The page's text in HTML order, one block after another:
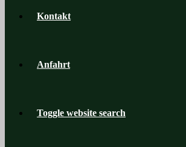
Kontakt
Anfahrt
Toggle website search